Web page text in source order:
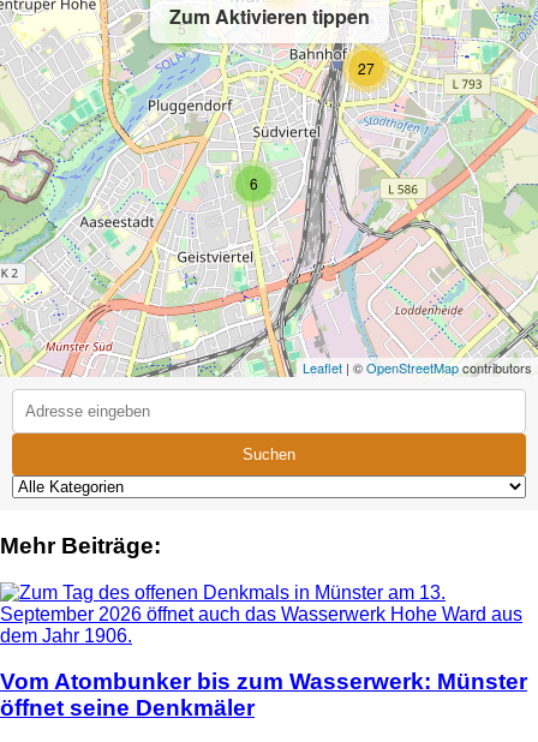
Zum Aktivieren tippen
6
27
5
Leaflet | ©OpenStreetMapcontributors
Suchen
Mehr Beiträge:
Vom Atombunker bis zum Wasserwerk: Münster
öffnet seine Denkmäler